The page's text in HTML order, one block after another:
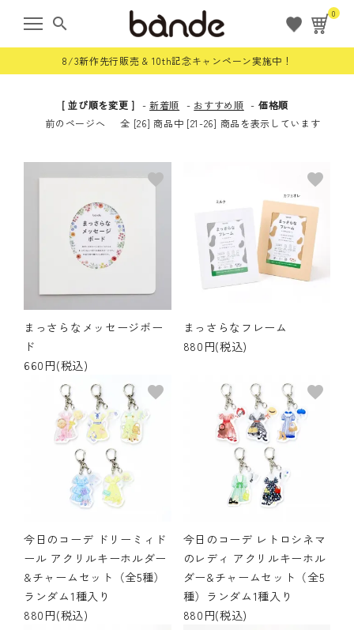
search
0
8/3新作先行販売 & 10th記念キャンペーン実施中！
ログイン person 会員登録
すべての商品
ロールステッカー
bande stick
bandeってなに？
ご利用ガイド／よくあるご質問
お問い合わせ
マイページ
企業（法人）の皆様へ
[ 並び順を変更 ] -新着順 - おすすめ順 - 価格順
前のページへ
全 [26] 商品中 [21-26] 商品を表示しています
まっさらなメッセージボー
ド
660円(税込)
favorite
まっさらなフレーム
880円(税込)
favorite
今日のコーデ ドリーミィド
ール アクリルキーホルダー
&チャームセット（全5種）
ランダム1種入り
880円(税込)
favorite
今日のコーデ レトロシネマ
のレディ アクリルキーホル
ダー&チャームセット（全5
種）ランダム1種入り
880円(税込)
favorite